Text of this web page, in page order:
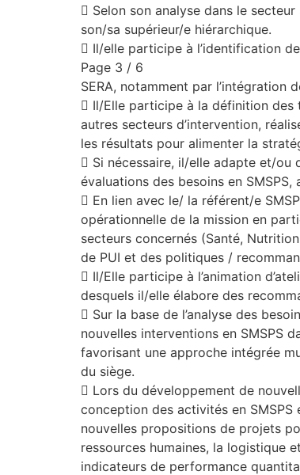
 Selon son analyse dans le
son/sa supérieur/e hiérarchique.
 Il/elle participe à l’identification
Page 3 / 6
SERA, notamment par l’intégration
 Il/Elle participe à la définition des
autres secteurs d’intervention,
les résultats pour alimenter la
 Si nécessaire, il/elle adapte et/
évaluations des besoins en SMSPS,
 En lien avec le/ la référent/e
opérationnelle de la mission en
secteurs concernés (Santé,
de PUI et des politiques /
 Il/Elle participe à l’animation
desquels il/elle élabore des
 Sur la base de l’analyse des
nouvelles interventions en SMSPS
favorisant une approche intégrée
du siège.
 Lors du développement de
conception des activités en
nouvelles propositions de projets
ressources humaines, la logistique
indicateurs de performance